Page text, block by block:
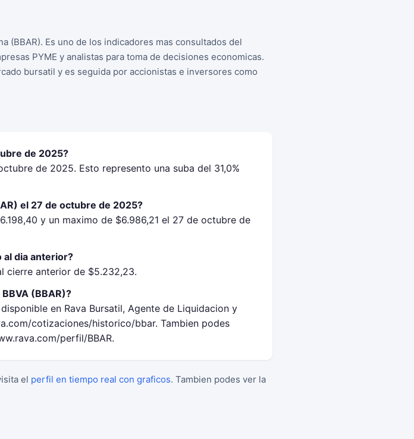
(BBAR). Es uno de los indicadores mas consultados del
PYME y analistas para toma de decisiones economicas.
bursatil y es seguida por accionistas e inversores como
de 2025?
de 2025. Esto represento una suba del 31,0%
el 27 de octubre de 2025?
y un maximo de $6.986,21 el 27 de octubre de
al dia anterior?
cierre anterior de $5.232,23.
(BBAR)?
en Rava Bursatil, Agente de Liquidacion y
cotizaciones/historico/bbar. Tambien podes
perfil/BBAR.
el perfil en tiempo real con graficos. Tambien podes ver la